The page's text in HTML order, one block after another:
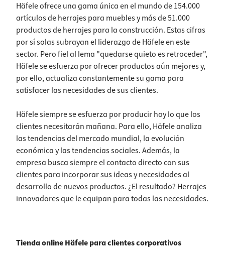
Häfele ofrece una gama única en el mundo de 154.000
artículos de herrajes para muebles y más de 51.000
productos de herrajes para la construcción. Estas cifras
por sí solas subrayan el liderazgo de Häfele en este
sector. Pero fiel al lema "quedarse quieto es retroceder",
Häfele se esfuerza por ofrecer productos aún mejores y,
por ello, actualiza constantemente su gama para
satisfacer las necesidades de sus clientes.
Häfele siempre se esfuerza por producir hoy lo que los
clientes necesitarán mañana. Para ello, Häfele analiza
las tendencias del mercado mundial, la evolución
económica y las tendencias sociales. Además, la
empresa busca siempre el contacto directo con sus
clientes para incorporar sus ideas y necesidades al
desarrollo de nuevos productos. ¿El resultado? Herrajes
innovadores que le equipan para todas las necesidades.
Tienda online Häfele para clientes corporativos